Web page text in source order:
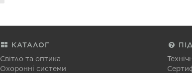
КАТАЛОГ
Світло та оптика
Охоронні системи